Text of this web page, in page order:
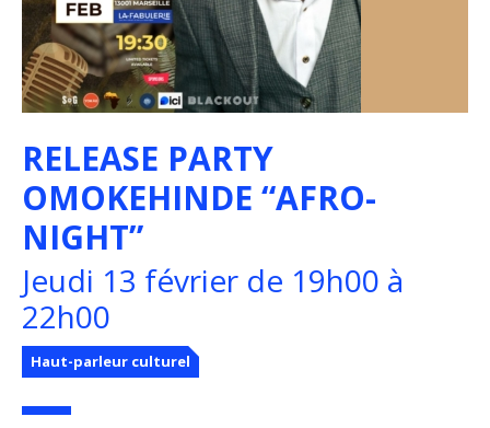
RELEASE PARTY
OMOKEHINDE “AFRO-
NIGHT”
Jeudi 13 février de 19h00 à
22h00
Haut-parleur culturel